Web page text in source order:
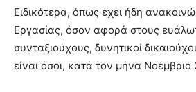
Ειδικότερα, όπως έχει ήδη
Εργασίας, όσον αφορά στους
συνταξιούχους, δυνητικοί
είναι όσοι, κατά τον μήνα